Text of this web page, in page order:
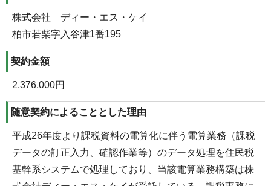
株式会社 ディー・エス・ケイ
柏市若柴字入谷津1番195
契約金額
2,376,000円
随意契約によることとした理由
平成26年度より課税資料の電算化に伴う電算業務（課税
データの訂正入力、確認作業等）のデータ処理を住民税
基幹系システムで処理しており、当該電算業務構築は株